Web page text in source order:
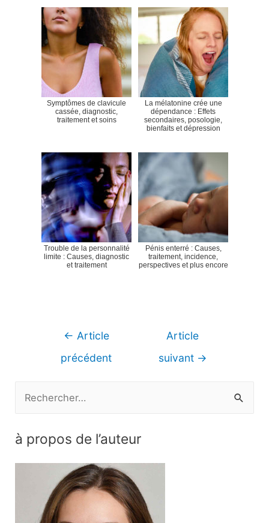
Symptômes de clavicule
cassée, diagnostic,
traitement et soins
La mélatonine crée une
dépendance : Effets
secondaires, posologie,
bienfaits et dépression
Trouble de la personnalité
limite : Causes, diagnostic
et traitement
Pénis enterré : Causes,
traitement, incidence,
perspectives et plus encore
Navigation
← Article
précédent
Article
suivant →
h
à propos de l’auteur